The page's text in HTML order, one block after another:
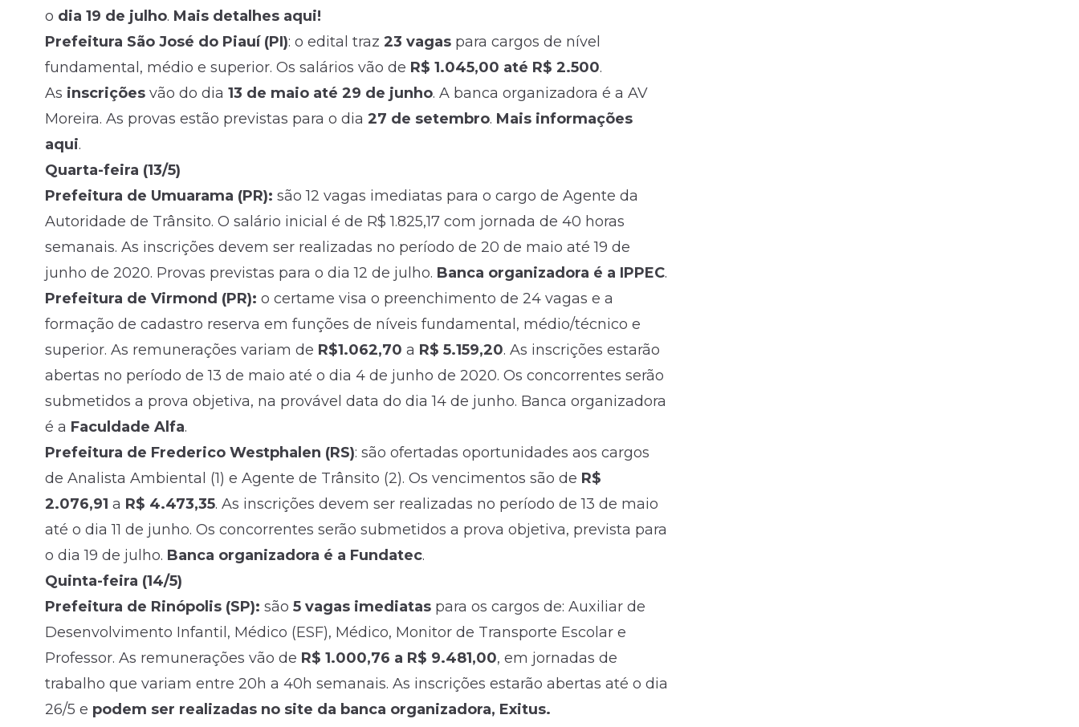
o dia 19 de julho. Mais detalhes aqui!
Prefeitura São José do Piauí (PI): o edital traz 23 vagas para cargos de nível
fundamental, médio e superior. Os salários vão de R$ 1.045,00 até R$ 2.500.
As inscrições vão do dia 13 de maio até 29 de junho. A banca organizadora é a AV
Moreira. As provas estão previstas para o dia 27 de setembro. Mais informações
aqui.
Quarta-feira (13/5)
Prefeitura de Umuarama (PR): são 12 vagas imediatas para o cargo de Agente da
Autoridade de Trânsito. O salário inicial é de R$ 1.825,17 com jornada de 40 horas
semanais. As inscrições devem ser realizadas no período de 20 de maio até 19 de
junho de 2020. Provas previstas para o dia 12 de julho. Banca organizadora é a IPPEC.
Prefeitura de Virmond (PR): o certame visa o preenchimento de 24 vagas e a
formação de cadastro reserva em funções de níveis fundamental, médio/técnico e
superior. As remunerações variam de R$1.062,70 a R$ 5.159,20. As inscrições estarão
abertas no período de 13 de maio até o dia 4 de junho de 2020. Os concorrentes serão
submetidos a prova objetiva, na provável data do dia 14 de junho. Banca organizadora
é a Faculdade Alfa.
Prefeitura de Frederico Westphalen (RS): são ofertadas oportunidades aos cargos
de Analista Ambiental (1) e Agente de Trânsito (2). Os vencimentos são de R$
2.076,91 a R$ 4.473,35. As inscrições devem ser realizadas no período de 13 de maio
até o dia 11 de junho. Os concorrentes serão submetidos a prova objetiva, prevista para
o dia 19 de julho. Banca organizadora é a Fundatec.
Quinta-feira (14/5)
Prefeitura de Rinópolis (SP): são 5 vagas imediatas para os cargos de: Auxiliar de
Desenvolvimento Infantil, Médico (ESF), Médico, Monitor de Transporte Escolar e
Professor. As remunerações vão de R$ 1.000,76 a R$ 9.481,00, em jornadas de
trabalho que variam entre 20h a 40h semanais. As inscrições estarão abertas até o dia
26/5 e podem ser realizadas no site da banca organizadora, Exitus.